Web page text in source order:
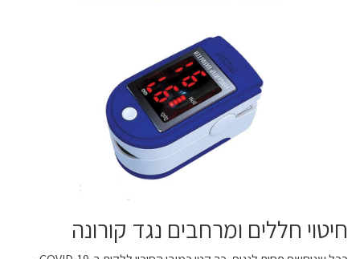
חיטוי חללים ומרחבים נגד קורונה